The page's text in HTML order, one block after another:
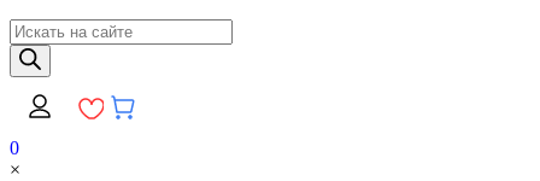
Поиск
товаров
0
×